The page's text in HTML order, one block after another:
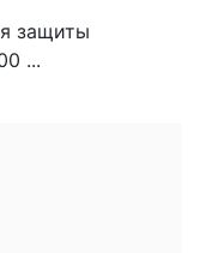
защиты
...